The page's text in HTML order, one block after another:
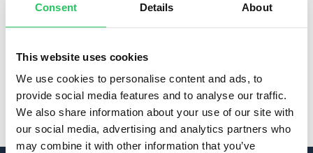
Consent Details About
This website uses cookies
We use cookies to personalise content and ads, to
provide social media features and to analyse our traffic.
We also share information about your use of our site with
our social media, advertising and analytics partners who
may combine it with other information that you’ve
VIPeX, felhő alapú telefonközpont rendszerünk nem
csak a felhasználók számára biztosít információkat
saját tevékenységükről, hanem egy jól átlátható
információs felület segítségével az adminisztrátorok is
tájékozódhatnak az előfizetés összes lényeges